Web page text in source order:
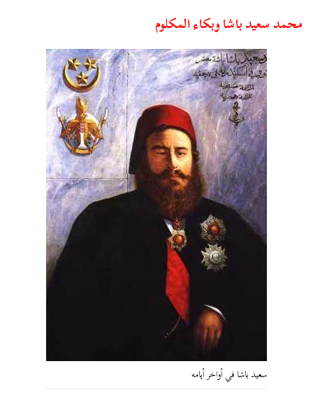
محمد سعيد باشا وبكاء المكلوم
سعيد باشا في أواخر أيامه